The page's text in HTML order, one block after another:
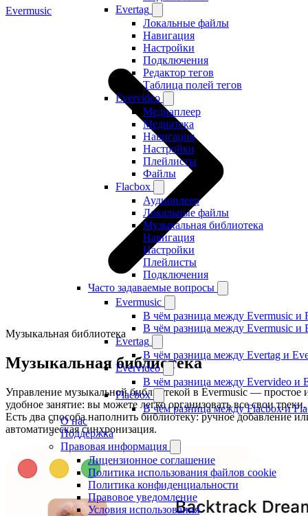
Evertag
Локальные файлы
Навигация
Настройки
Подключения
Редактор тегов
Таблица полей тегов
Evervideo
Медиаплеер
Медиатека
Навигация
Настройки
Плейлисты
Файлы
Flacbox
Аудиоплеер
Локальные файлы
Музыкальная библиотека
Навигация
Настройки
Плейлисты
Подключения
Часто задаваемые вопросы
Evermusic
В чём разница между Evermusic и
В чём разница между Evermusic и
Evertag
В чём разница между Evertag и
Evervideo
В чём разница между Evervideo и
Flacbox
В чём разница между Flacbox и
О нас
Поддержка
Правовая информация
Лицензионное соглашение
Политика использования файлов cookie
Политика конфиденциальности
Правовое уведомление
Условия использования
Evermusic
Музыкальная библиотека
Музыкальная библиотека
Управление музыкальной библиотекой в Evermusic — простое
удобное занятие: вы можете легко организовать все свои треки.
Есть два способа наполнить библиотеку: ручное добавление
автоматическая синхронизация.